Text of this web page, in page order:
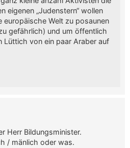
eigenen „Judenstern“ wollen
europäische Welt zu posaunen
gefährlich) und um öffentlich
Lüttich von ein paar Araber auf
Herr Bildungsminister.
/ mänlich oder was.